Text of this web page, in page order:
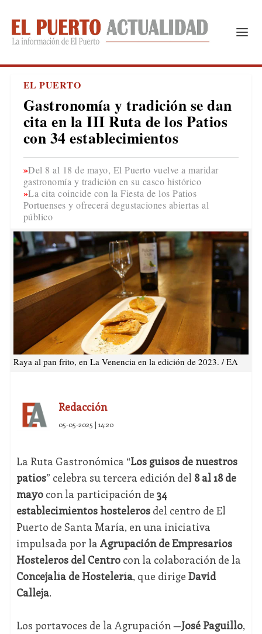
EL PUERTO
Gastronomía y tradición se dan
cita en la III Ruta de los Patios
con 34 establecimientos
Del 8 al 18 de mayo, El Puerto vuelve a maridar
gastronomía y tradición en su casco histórico
La cita coincide con la Fiesta de los Patios
Portuenses y ofrecerá degustaciones abiertas al
público
Raya al pan frito, en La Venencia en la edición de 2023. / EA
Redacción
05-05-2025 | 14:20
La Ruta Gastronómica “Los guisos de nuestros
patios” celebra su tercera edición del 8 al 18 de
mayocon la participación de 34
establecimientos hostelerosdel centro de El
Puerto de Santa María, en una iniciativa
impulsada por la Agrupación de Empresarios
Hosteleros del Centrocon la colaboración de la
Concejalía de Hostelería, que dirige David
Calleja.
Los portavoces de la Agrupación —José Paguillo,